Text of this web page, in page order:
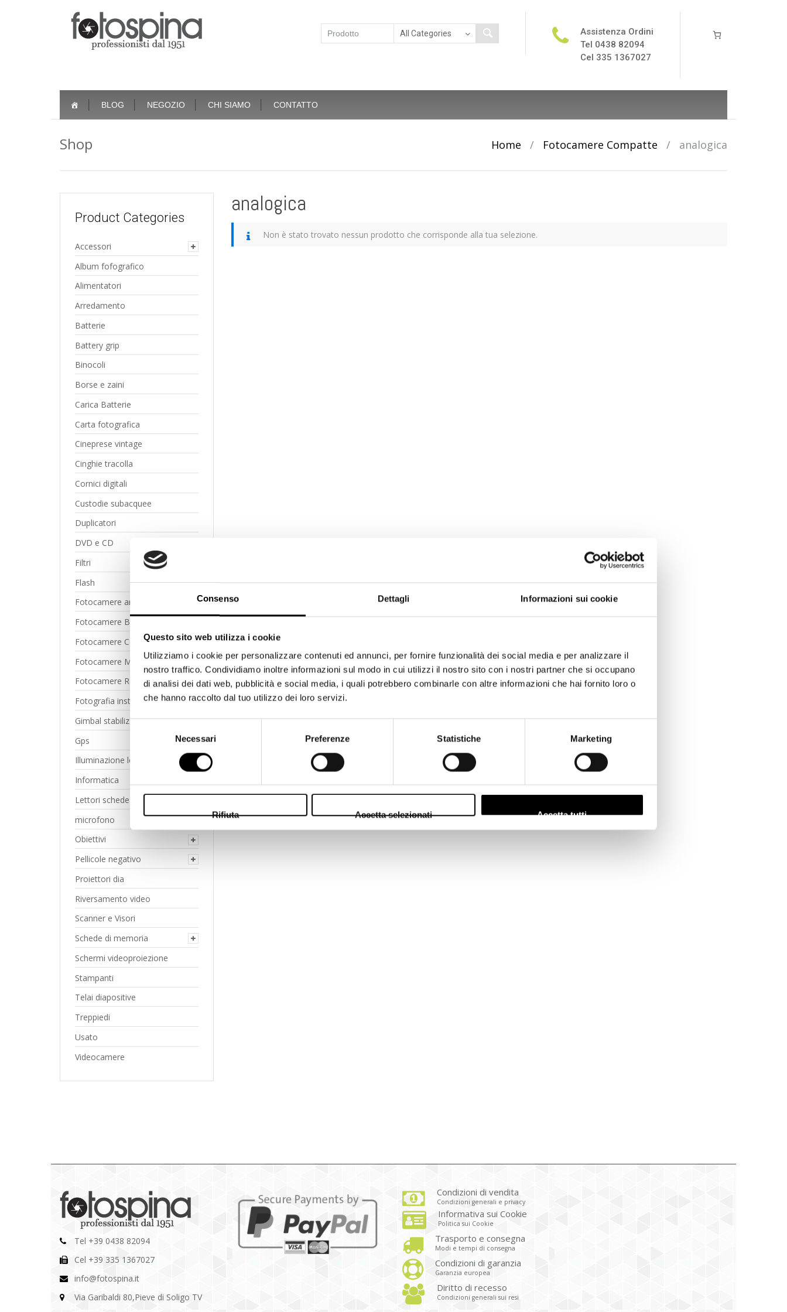
Consenso Dettagli Informazioni sui cookie
Questo sito web utilizza i cookie
Utilizziamo i cookie per personalizzare contenuti ed annunci, per fornire funzionalità dei social media e per analizzare il
nostro traffico. Condividiamo inoltre informazioni sul modo in cui utilizzi il nostro sito con i nostri partner che si occupano
di analisi dei dati web, pubblicità e social media, i quali potrebbero combinarle con altre informazioni che hai fornito loro o
che hanno raccolto dal tuo utilizzo dei loro servizi.
consenso
Necessari Preferenze Statistiche Marketing
Rifiuta Accetta selezionati Accetta tutti
Assistenza Ordini
Tel 0438 82094
Cel 335 1367027
content
BLOG NEGOZIO CHI SIAMO CONTATTO
Shop Home / Fotocamere Compatte / analogica
analogica
Non è stato trovato nessun prodotto che corrisponde alla tua selezione.
Product Categories
Accessori
Album fofografico
Alimentatori
Arredamento
Batterie
Battery grip
Binocoli
Borse e zaini
Carica Batterie
Carta fotografica
Cineprese vintage
Cinghie tracolla
Cornici digitali
Custodie subacquee
Duplicatori
DVD e CD
Filtri
Flash
Fotocamere analogiche
Fotocamere Bridge
Fotocamere Compatte
Fotocamere Mirrorless
Fotocamere Reflex Digitale
Fotografia instantanea
Gimbal stabilizzatori
Gps
Illuminazione led
Informatica
Lettori schede di memoria
microfono
Obiettivi
Pellicole negativo
Proiettori dia
Riversamento video
Scanner e Visori
Schede di memoria
Schermi videoproiezione
Stampanti
Telai diapositive
Treppiedi
Usato
Videocamere
Tel +39 0438 82094
Cel +39 335 1367027
info@fotospina.it
Via Garibaldi 80,Pieve di Soligo TV
Condizioni di vendita
Condizioni generali e privacy
Informativa sui Cookie
Politica sui Cookie
Trasporto e consegna
Modi e tempi di consegna
Condizioni di garanzia
Garanzia europea
Diritto di recesso
Condizioni generali sui resi